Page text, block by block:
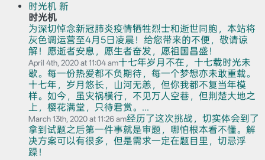
时光机 新
时光机
为深切悼念新冠肺炎疫情牺牲烈士和逝世同胞，本站将
灰色调运营至4月5日凌晨！给您带来的不便，敬请谅
解！愿逝者安息，愿生者奋发，愿祖国昌盛！
April 4th, 2020 at 11:04 am十七年岁月不在，十七载时光未
歇。每一份热爱都不负期待，每一个梦想亦未敢重载。
十七年，岁月悠长，山河无恙，但你我都不复当年模
样。如今，虽灾祸横行，不见万人空巷，但荆楚大地之
上，樱花满堂，只待君赏。...
March 13th, 2020 at 11:26 am经历了这次挑战，切实体会到了
拿到试题之后第一件事就是审题，哪怕根本看不懂。解
决方案可以有很多，但是需求一定在题目里，切忌浮
躁！